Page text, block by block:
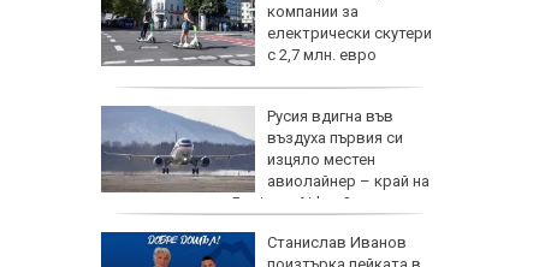
компании за
електрически скутери
с 2,7 млн. евро
Русия вдигна във
въздуха първия си
изцяло местен
авиолайнер – край на
зависимостта от Boeing и Airbus?
Станислав Иванов
поизтърка пейката в